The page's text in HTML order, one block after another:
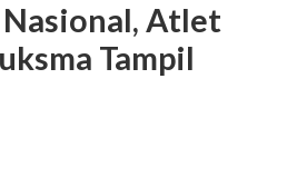
Atlet
Tampil